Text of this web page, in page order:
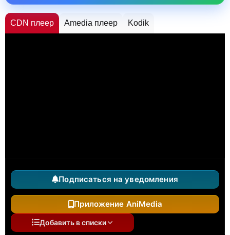
CDN плеер Amedia плеер Kodik
Подписаться на уведомления
Приложение AniMedia
Добавить в списки